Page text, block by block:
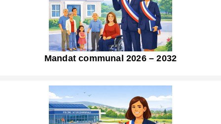
Mandat communal 2026 – 2032